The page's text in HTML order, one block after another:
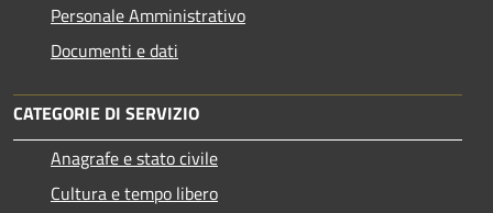
Personale Amministrativo
Documenti e dati
CATEGORIE DI SERVIZIO
Anagrafe e stato civile
Cultura e tempo libero